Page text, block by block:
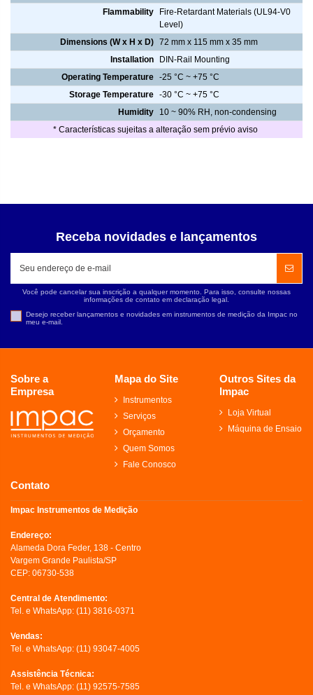
Flammability
Fire-Retardant Materials (UL94-V0
Level)
Dimensions (W x H x D) 72 mm x 115 mm x 35 mm
Installation
DIN-Rail Mounting
Operating Temperature -25 °C ~ +75 °C
Storage Temperature -30 °C ~ +75 °C
Humidity
10 ~ 90% RH, non-condensing
* Características sujeitas a alteração sem prévio aviso
Receba novidades e lançamentos
Você pode cancelar sua inscrição a qualquer momento. Para isso, consulte nossas
informações de contato em declaração legal.
Desejo receber lançamentos e novidades em instrumentos de medição da Impac no
meu e-mail.
Sobre a
Empresa
Mapa do Site
Instrumentos
Serviços
Orçamento
Quem Somos
Fale Conosco
Outros Sites da
Impac
Loja Virtual
Máquina de Ensaio
Contato
Impac Instrumentos de Medição
Endereço:
Alameda Dora Feder, 138 - Centro
Vargem Grande Paulista/SP
CEP: 06730-538
Central de Atendimento:
Tel. e WhatsApp: (11) 3816-0371
Vendas:
Tel. e WhatsApp: (11) 93047-4005
Assistência Técnica:
Tel. e WhatsApp: (11) 92575-7585